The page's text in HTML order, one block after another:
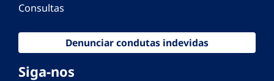
Consultas
Denunciar condutas indevidas
Siga-nos